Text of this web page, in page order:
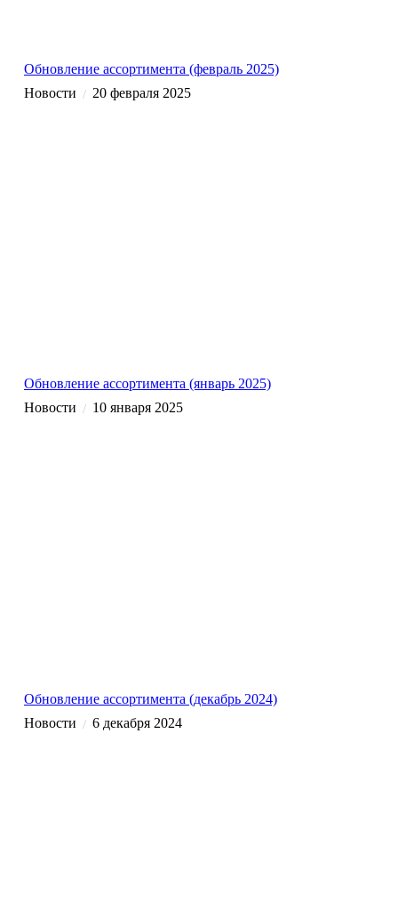
Обновление ассортимента (февраль 2025)
Новости / 20 февраля 2025
Обновление ассортимента (январь 2025)
Новости / 10 января 2025
Обновление ассортимента (декабрь 2024)
Новости / 6 декабря 2024